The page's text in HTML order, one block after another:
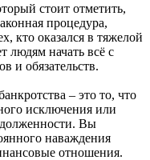
стоит отметить,
процедура,
кто оказался в тяжелой
людям начать всё с
и обязательств.
– это то, что
исключения или
Вы
наваждения
отношения.